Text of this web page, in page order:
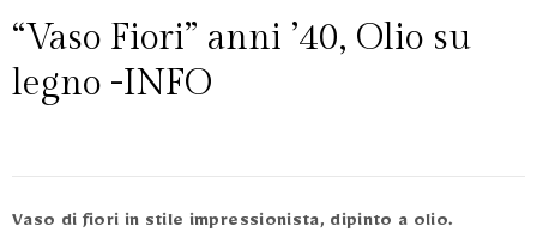
“Vaso Fiori” anni ’40, Olio su
legno -INFO
Vaso di fiori in stile impressionista, dipinto a olio.